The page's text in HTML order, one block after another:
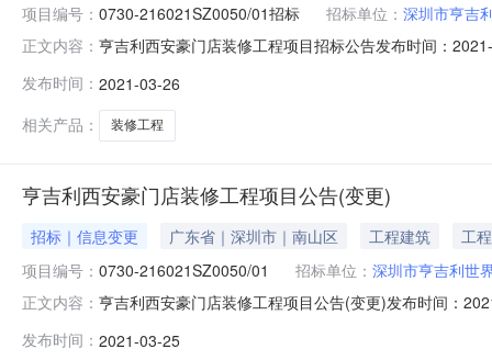
项目编号： 0730-216021SZ0050/01招标 招标单位： 深圳市亨吉
正文内容： 亨吉利西安豪门店装修工程项目招标公告发布时间：
招标公告变更公告中标公示中标结果公示相关招标公告
发布时间： 2021-03-26
相关产品：
装修工程
亨吉利西安豪门店装修工程项目公告(变更)
招标｜信息变更 广东省｜深圳市｜南山区 工程建筑
工程
项目编号： 0730-216021SZ0050/01 招标单位： 深圳市亨吉利世
正文内容： 亨吉利西安豪门店装修工程项目公告(变更)发布时间：
招标编号：0730-216021SZ0050/01项目名称：亨吉利
发布时间： 2021-03-25